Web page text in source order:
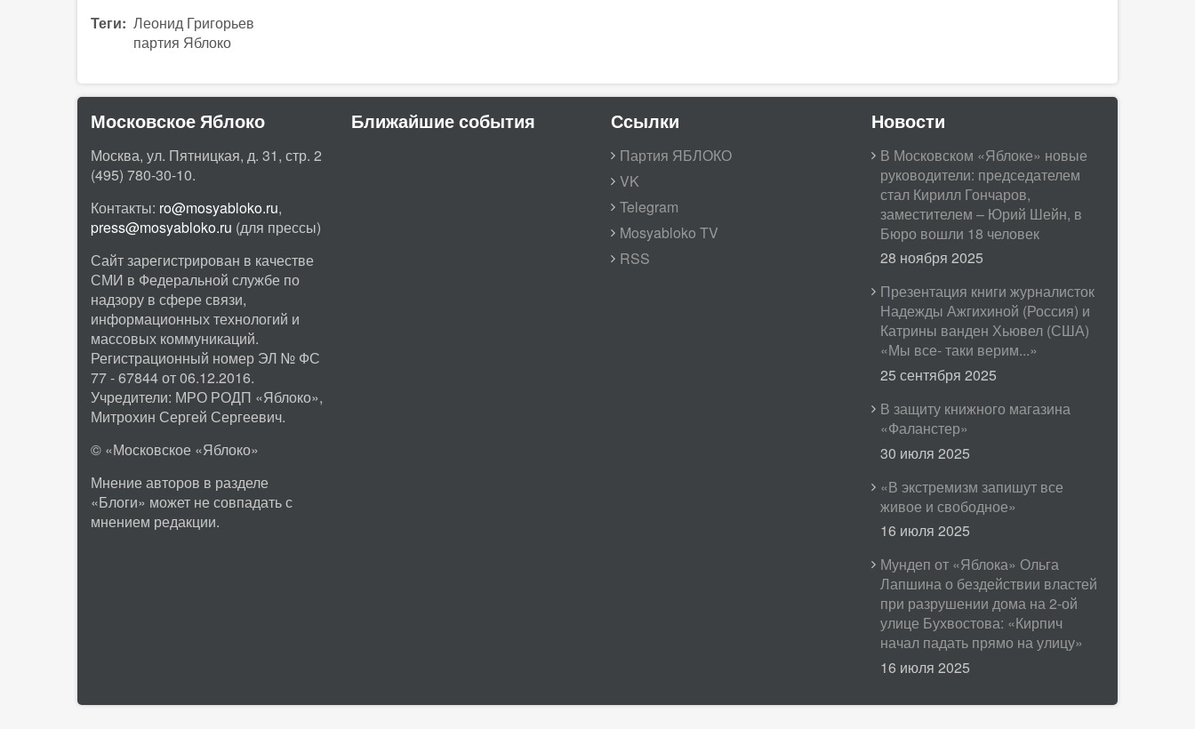
Теги
Леонид Григорьев
партия Яблоко
Московское Яблоко
Москва, ул. Пятницкая, д. 31, стр. 2
(495) 780-30-10.
Контакты: ro@mosyabloko.ru,
press@mosyabloko.ru (для прессы)
Сайт зарегистрирован в качестве
СМИ в Федеральной службе по
надзору в сфере связи,
информационных технологий и
массовых коммуникаций.
Регистрационный номер ЭЛ № ФС
77 - 67844 от 06.12.2016.
Учредители: МРО РОДП «Яблоко»,
Митрохин Сергей Сергеевич.
© «Московское «Яблоко»
Мнение авторов в разделе
«Блоги» может не совпадать с
мнением редакции.
Ближайшие события Ссылки
Партия ЯБЛОКО
VK
Telegram
Mosyabloko TV
RSS
Новости
В Московском «Яблоке» новые
руководители: председателем
стал Кирилл Гончаров,
заместителем – Юрий Шейн, в
Бюро вошли 18 человек
28 ноября 2025
Презентация книги журналисток
Надежды Ажгихиной (Россия) и
Катрины ванден Хьювел (США)
«Мы все- таки верим...»
25 сентября 2025
В защиту книжного магазина
«Фаланстер»
30 июля 2025
«В экстремизм запишут все
живое и свободное»
16 июля 2025
Мундеп от «Яблока» Ольга
Лапшина о бездействии властей
при разрушении дома на 2-ой
улице Бухвостова: «Кирпич
начал падать прямо на улицу»
16 июля 2025